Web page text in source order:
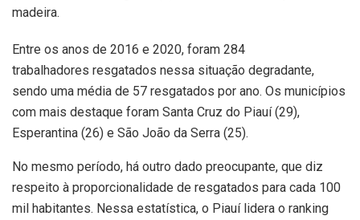
madeira.
Entre os anos de 2016 e 2020, foram 284
trabalhadores resgatados nessa situação degradante,
sendo uma média de 57 resgatados por ano. Os municípios
com mais destaque foram Santa Cruz do Piauí (29),
Esperantina (26) e São João da Serra (25).
No mesmo período, há outro dado preocupante, que diz
respeito à proporcionalidade de resgatados para cada 100
mil habitantes. Nessa estatística, o Piauí lidera o ranking